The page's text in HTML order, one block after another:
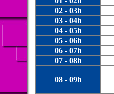
02 - 03h
03 - 04h
04 - 05h
05 - 06h
06 - 07h
07 - 08h
08 - 09h